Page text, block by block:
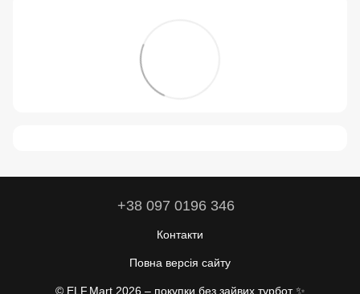
+38 097 0196 346
Контакти
Повна версія сайту
© ELF.Mart 2026 – покупки без зайвих турбот ✨